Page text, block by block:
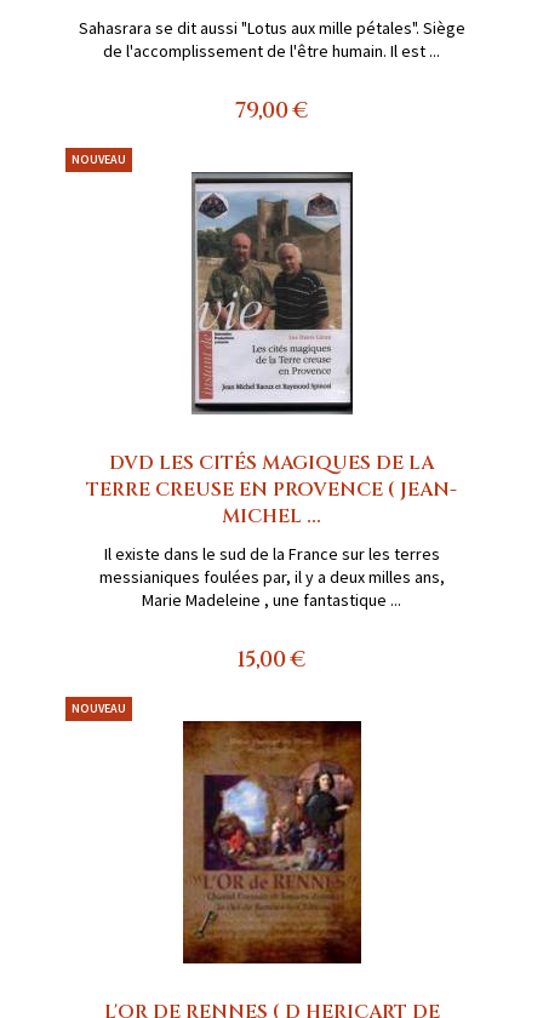
Sahasrara se dit aussi "Lotus aux mille pétales". Siège
de l'accomplissement de l'être humain. Il est ...
79,00 €
NOUVEAU
DVD LES CITÉS MAGIQUES DE LA
TERRE CREUSE EN PROVENCE ( JEAN-
MICHEL ...
Il existe dans le sud de la France sur les terres
messianiques foulées par, il y a deux milles ans,
Marie Madeleine , une fantastique ...
15,00 €
NOUVEAU